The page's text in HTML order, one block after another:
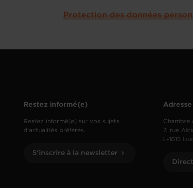
Protection des données
Restez informé(e)
Restez informé(e) sur vos sujets
d’actualités préférés.
S'inscrire à la newsletter
Adresse
Chambre
7, rue
L-1615